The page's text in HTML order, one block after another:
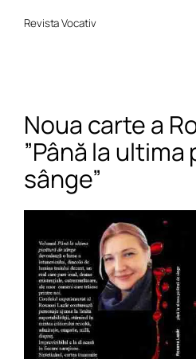
Revista Vocativ
Noua carte a
”Până la
sânge”